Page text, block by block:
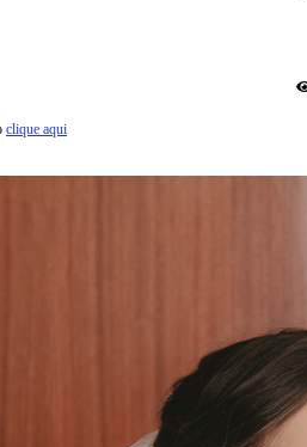
clique aqui